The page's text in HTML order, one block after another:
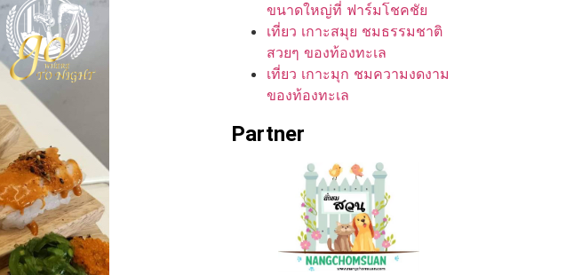
ขนาดใหญ่ที่ ฟาร์มโชคชัย
เที่ยว เกาะสมุย ชมธรรมชาติ
สวยๆ ของท้องทะเล
เที่ยว เกาะมุก ชมความงดงาม
ของท้องทะเล
Partner